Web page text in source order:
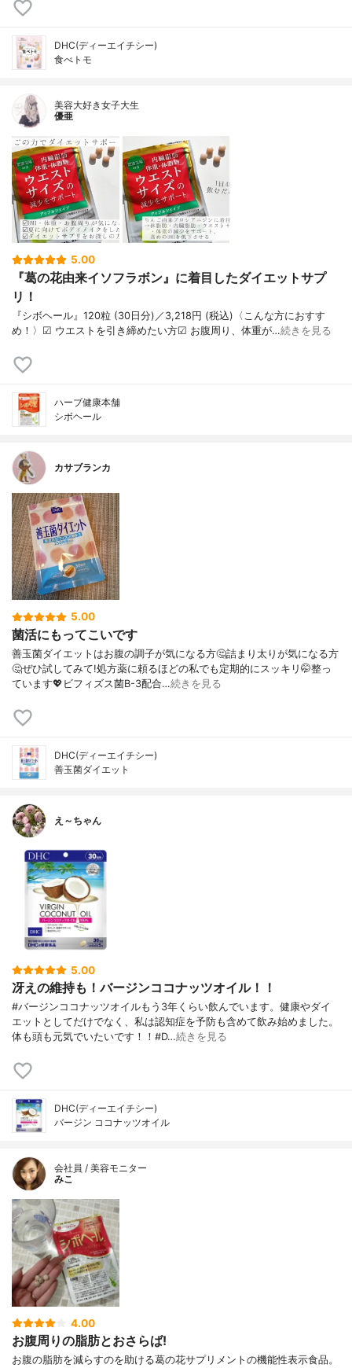
DHC(ディーエイチシー)
食べトモ
美容大好き女子大生
優亜
5.00
『葛の花由来イソフラボン』に着目したダイエットサプ
リ！
『シボヘール』120粒 (30日分)／3,218円 (税込)〈こんな方におすす
め！〉︎︎︎︎☑︎︎︎︎︎ ウエストを引き締めたい方︎︎︎︎☑︎ お腹周り、体重が…続きを見る
ハーブ健康本舗
シボヘール
カサブランカ
5.00
菌活にもってこいです
善玉菌ダイエットはお腹の調子が気になる方🤔詰まり太りが気になる方
🤔ぜひ試してみて!処方薬に頼るほどの私でも定期的にスッキリ🤭整っ
ています💖ビフィズス菌B-3配合…続きを見る
DHC(ディーエイチシー)
善玉菌ダイエット
え～ちゃん
5.00
冴えの維持も！バージンココナッツオイル！！
#バージンココナッツオイルもう3年くらい飲んでいます。健康やダイ
エットとしてだけでなく、私は認知症を予防も含めて飲み始めました。
体も頭も元気でいたいです！！#D…続きを見る
DHC(ディーエイチシー)
バージン ココナッツオイル
会社員 / 美容モニター
みこ
4.00
お腹周りの脂肪とおさらば!
お腹の脂肪を減らすのを助ける葛の花サプリメントの機能性表示食品。